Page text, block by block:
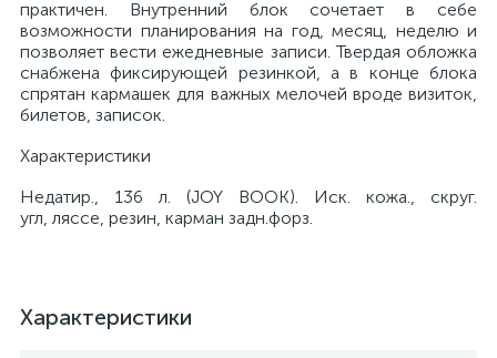
практичен. Внутренний блок сочетает в себе
возможности планирования на год, месяц, неделю и
позволяет вести ежедневные записи. Твердая обложка
снабжена фиксирующей резинкой, а в конце блока
спрятан кармашек для важных мелочей вроде визиток,
билетов, записок.
Характеристики
Недатир., 136 л. (JOY BOOK). Иск. кожа., скруг.
угл, ляссе, резин, карман задн.форз.
Характеристики